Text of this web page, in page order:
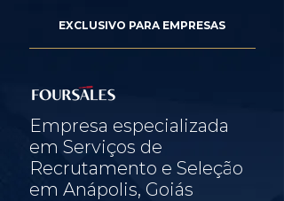
EXCLUSIVO PARA EMPRESAS
Empresa especializada
em Serviços de
Recrutamento e Seleção
em Anápolis, Goiás